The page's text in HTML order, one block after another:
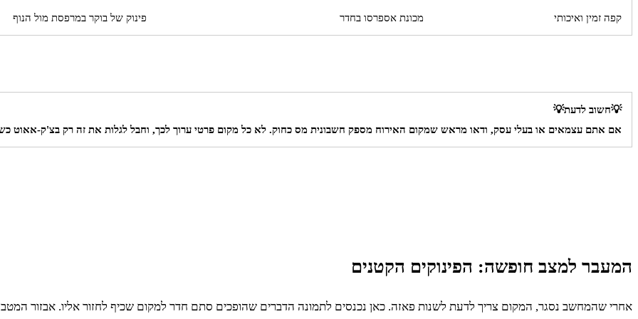
קפה זמין ואיכותי מכונת אספרסו בחדר פינוק של בוקר במרפסת מול הנוף
💡חשוב לדעת💡
אם אתם עצמאים או בעלי עסק, ודאו מראש שמקום האירוח מספק חשבונית מס כחוק. לא כל מקום פרטי ערוך לכך, וחבל לגלות את זה רק בצ'ק-אאוט
המעבר למצב חופשה: הפינוקים הקטנים
אחרי שהמחשב נסגר, המקום צריך לדעת לשנות פאזה. כאן נכנסים לתמונה הדברים שהופכים סתם חדר למקום שכיף לחזור אליו. אבזור